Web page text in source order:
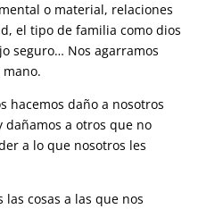
o material, relaciones
el tipo de familia como dios
seguro… Nos agarramos
hacemos daño a nosotros
a otros que no
a lo que nosotros les
las cosas a las que nos